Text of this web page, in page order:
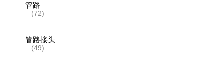
管路
(72)
管路接头
(49)